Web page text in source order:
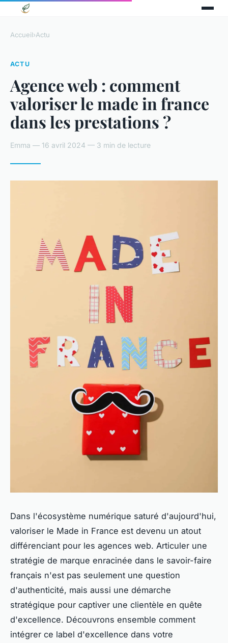
Accueil›Actu
ACTU
Agence web : comment
valoriser le made in france
dans les prestations ?
Emma — 16 avril 2024 — 3 min de lecture
Dans l'écosystème numérique saturé d'aujourd'hui,
valoriser le Made in France est devenu un atout
différenciant pour les agences web. Articuler une
stratégie de marque enracinée dans le savoir-faire
français n'est pas seulement une question
d'authenticité, mais aussi une démarche
stratégique pour captiver une clientèle en quête
d'excellence. Découvrons ensemble comment
intégrer ce label d'excellence dans votre